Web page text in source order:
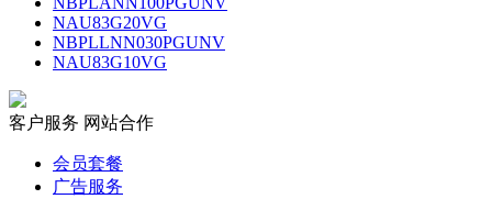
NAU83G20VG
NBPLLNN030PGUNV
NAU83G10VG
客户服务 网站合作
会员套餐
广告服务